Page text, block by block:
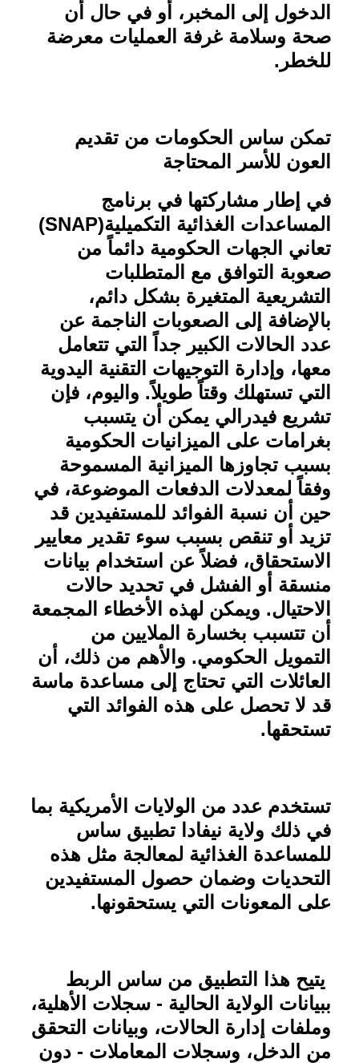
الدخول إلى المخبر، أو في حال أن
صحة وسلامة غرفة العمليات معرضة
للخطر .
تمكن ساس الحكومات من تقديم
العون للأسر المحتاجة
في إطار مشاركتها في برنامج
المساعدات الغذائية التكميلية(SNAP)
تعاني الجهات الحكومية دائماً من
صعوبة التوافق مع المتطلبات
التشريعية المتغيرة بشكل دائم،
بالإضافة إلى الصعوبات الناجمة عن
عدد الحالات الكبير جداً التي تتعامل
معها، وإدارة التوجيهات التقنية اليدوية
التي تستهلك وقتاً طويلاً. واليوم، فإن
تشريع فيدرالي يمكن أن يتسبب
بغرامات على الميزانيات الحكومية
بسبب تجاوزها الميزانية المسموحة
وفقاً لمعدلات الدفعات الموضوعة، في
حين أن نسبة الفوائد للمستفيدين قد
تزيد أو تنقص بسبب سوء تقدير معايير
الاستحقاق، فضلاً عن استخدام بيانات
منسقة أو الفشل في تحديد حالات
الاحتيال. ويمكن لهذه الأخطاء المجمعة
أن تتسبب بخسارة الملايين من
التمويل الحكومي. والأهم من ذلك، أن
العائلات التي تحتاج إلى مساعدة ماسة
قد لا تحصل على هذه الفوائد التي
تستحقها.
تستخدم عدد من الولايات الأمريكية بما
في ذلك ولاية نيفادا تطبيق ساس
للمساعدة الغذائية لمعالجة مثل هذه
التحديات وضمان حصول المستفيدين
على المعونات التي يستحقونها.
يتيح هذا التطبيق من ساس الربط
ببيانات الولاية الحالية - سجلات الأهلية،
وملفات إدارة الحالات، وبيانات التحقق
من الدخل، وسجلات المعاملات - دون